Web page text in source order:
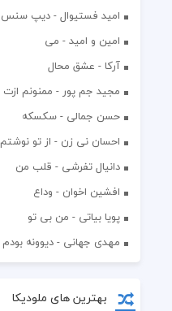
اميد فستيوال - ديپ سنس ۷
امین و امید - می
آرکا - عشق محال
مجید جم پور - ممنونم ازت
حسن جمالی - سکسکه
احسان نی زن - از تو نوشتم
دانیال تفرشی - قلب من
افشين اخوان - وداع
پویا بیاتی - من بی تو
مهدی جهانی - دیوونه بودم
بهترین های ملودیکا